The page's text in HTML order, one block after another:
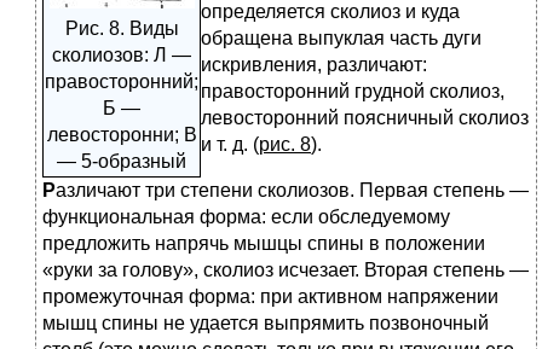
Рис. 8. Виды
сколиозов: Л —
правосторонний;
Б —
левосторонни; В
— 5-образный
определяется сколиоз и куда
обращена выпуклая часть дуги
искривления, различают:
правосторонний грудной сколиоз,
левосторонний поясничный сколиоз
и т. д. (рис. 8).
Различают три степени сколиозов. Первая степень —
функциональная форма: если обследуемому
предложить напрячь мышцы спины в положении
«руки за голову», сколиоз исчезает. Вторая степень —
промежуточная форма: при активном напряжении
мышц спины не удается выпрямить позвоночный